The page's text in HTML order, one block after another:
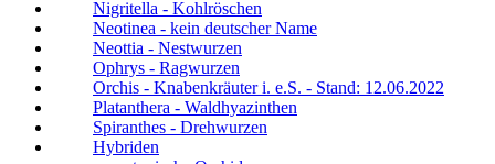
Nigritella - Kohlröschen
Neotinea - kein deutscher Name
Neottia - Nestwurzen
Ophrys - Ragwurzen
Orchis - Knabenkräuter i. e.S. - Stand: 12.06.2022
Platanthera - Waldhyazinthen
Spiranthes - Drehwurzen
Hybriden